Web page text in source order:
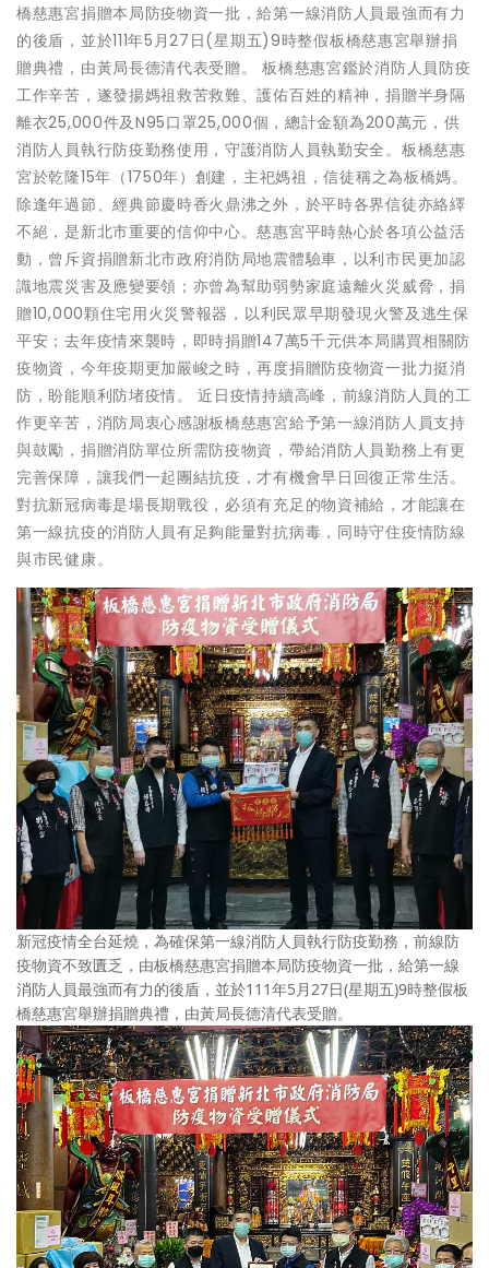
橋慈惠宮捐贈本局防疫物資一批，給第一線消防人員最強而有力
的後盾，並於111年5月27日(星期五)9時整假板橋慈惠宮舉辦捐
贈典禮，由黃局長德清代表受贈。 板橋慈惠宮鑑於消防人員防疫
工作辛苦，遂發揚媽祖救苦救難、護佑百姓的精神，捐贈半身隔
離衣25,000件及N95口罩25,000個，總計金額為200萬元，供
消防人員執行防疫勤務使用，守護消防人員執勤安全。板橋慈惠
宮於乾隆15年（1750年）創建，主祀媽祖，信徒稱之為板橋媽。
除逢年過節、經典節慶時香火鼎沸之外，於平時各界信徒亦絡繹
不絕，是新北市重要的信仰中心。慈惠宮平時熱心於各項公益活
動，曾斥資捐贈新北市政府消防局地震體驗車，以利市民更加認
識地震災害及應變要領；亦曾為幫助弱勢家庭遠離火災威脅，捐
贈10,000顆住宅用火災警報器，以利民眾早期發現火警及逃生保
平安；去年疫情來襲時，即時捐贈147萬5千元供本局購買相關防
疫物資，今年疫期更加嚴峻之時，再度捐贈防疫物資一批力挺消
防，盼能順利防堵疫情。 近日疫情持續高峰，前線消防人員的工
作更辛苦，消防局衷心感謝板橋慈惠宮給予第一線消防人員支持
與鼓勵，捐贈消防單位所需防疫物資，帶給消防人員勤務上有更
完善保障，讓我們一起團結抗疫，才有機會早日回復正常生活。
對抗新冠病毒是場長期戰役，必須有充足的物資補給，才能讓在
第一線抗疫的消防人員有足夠能量對抗病毒，同時守住疫情防線
與市民健康。
新冠疫情全台延燒，為確保第一線消防人員執行防疫勤務，前線防
疫物資不致匱乏，由板橋慈惠宮捐贈本局防疫物資一批，給第一線
消防人員最強而有力的後盾，並於111年5月27日(星期五)9時整假板
橋慈惠宮舉辦捐贈典禮，由黃局長德清代表受贈。